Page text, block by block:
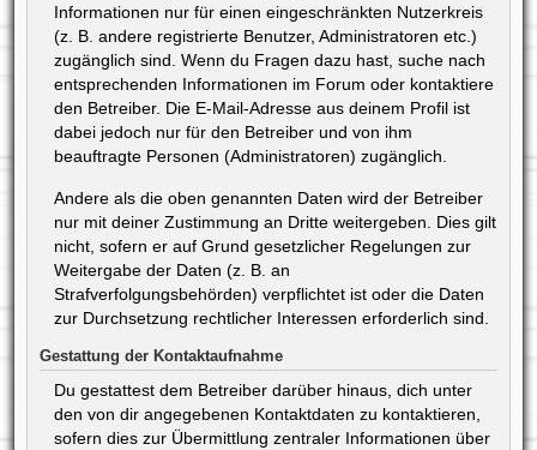
Informationen nur für einen eingeschränkten Nutzerkreis
(z. B. andere registrierte Benutzer, Administratoren etc.)
zugänglich sind. Wenn du Fragen dazu hast, suche nach
entsprechenden Informationen im Forum oder kontaktiere
den Betreiber. Die E-Mail-Adresse aus deinem Profil ist
dabei jedoch nur für den Betreiber und von ihm
beauftragte Personen (Administratoren) zugänglich.
Andere als die oben genannten Daten wird der Betreiber
nur mit deiner Zustimmung an Dritte weitergeben. Dies gilt
nicht, sofern er auf Grund gesetzlicher Regelungen zur
Weitergabe der Daten (z. B. an
Strafverfolgungsbehörden) verpflichtet ist oder die Daten
zur Durchsetzung rechtlicher Interessen erforderlich sind.
Gestattung der Kontaktaufnahme
Du gestattest dem Betreiber darüber hinaus, dich unter
den von dir angegebenen Kontaktdaten zu kontaktieren,
sofern dies zur Übermittlung zentraler Informationen über